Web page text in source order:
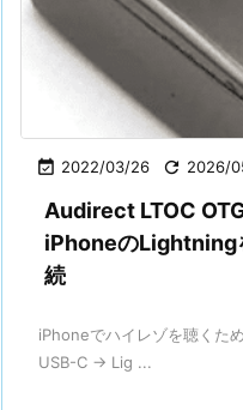
 2022/03/26  2026/
Audirect LTOC
iPhoneのLightning
続
iPhoneでハイレゾを聴くた
USB-C → Lig ...